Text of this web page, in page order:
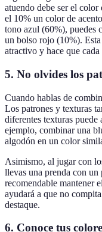
atuendo debe ser el
el 10% un color de
tono azul (60%), puedes
un bolso rojo (10%).
atractivo y hace que
5. No olvides los
Cuando hablas de
Los patrones y texturas
diferentes texturas
ejemplo, combinar una
algodón en un color
Asimismo, al jugar con
llevas una prenda con
recomendable mantener
ayudará a que no
destaque.
6. Conoce tus